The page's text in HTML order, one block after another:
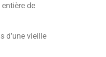
de
d’une vieille